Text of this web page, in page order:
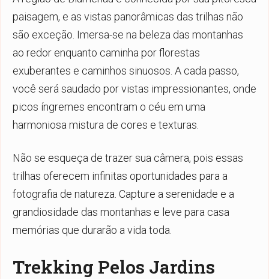
paisagem, e as vistas panorâmicas das trilhas não
são exceção. Imersa-se na beleza das montanhas
ao redor enquanto caminha por florestas
exuberantes e caminhos sinuosos. A cada passo,
você será saudado por vistas impressionantes, onde
picos íngremes encontram o céu em uma
harmoniosa mistura de cores e texturas.
Não se esqueça de trazer sua câmera, pois essas
trilhas oferecem infinitas oportunidades para a
fotografia de natureza. Capture a serenidade e a
grandiosidade das montanhas e leve para casa
memórias que durarão a vida toda.
Trekking Pelos Jardins